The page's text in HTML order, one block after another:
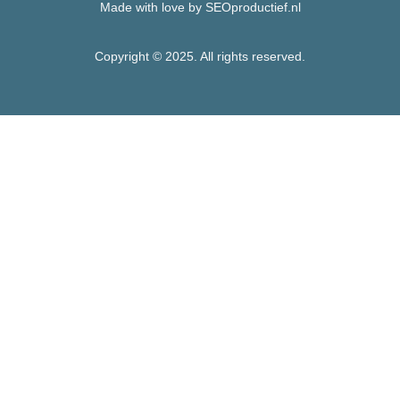
Made with love by SEOproductief.nl
Copyright © 2025. All rights reserved.